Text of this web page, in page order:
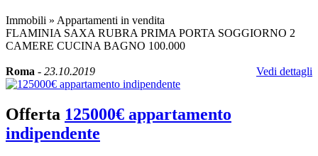
Immobili » Appartamenti in vendita
FLAMINIA SAXA RUBRA PRIMA PORTA SOGGIORNO 2
CAMERE CUCINA BAGNO 100.000
Roma - 23.10.2019 Vedi dettagli
Offerta 125000€ appartamento
indipendente